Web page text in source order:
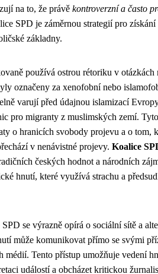
na to, že právě kontroverzní a často
SPD je záměrnou strategií pro
základny.
používá ostrou rétoriku v otázkách
označeny za xenofobní nebo
varují před údajnou islamizací
pro migranty z muslimských zemí.
o hranicích svobody projevu a o tom,
v nenávistné projevy. Koalice
českých hodnot a národních
hnutí, které využívá strachu a
se výrazně opírá o sociální sítě a
může komunikovat přímo se svými
médií. Tento přístup umožňuje vedení
událostí a obcházet kritickou